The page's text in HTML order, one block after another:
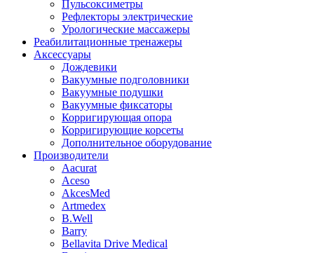
Пульсоксиметры
Рефлекторы электрические
Урологические массажеры
Реабилитационные тренажеры
Аксессуары
Дождевики
Вакуумные подголовники
Вакуумные подушки
Вакуумные фиксаторы
Корригирующая опора
Корригирующие корсеты
Дополнительное оборудование
Производители
Aacurat
Aceso
AkcesMed
Artmedex
B.Well
Barry
Bellavita Drive Medical